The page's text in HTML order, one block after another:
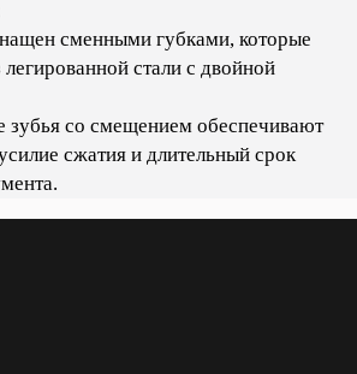
сменными губками, которые
легированной стали с двойной
зубья со смещением обеспечивают
сжатия и длительный срок